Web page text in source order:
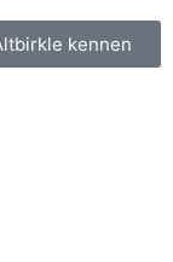
kennen